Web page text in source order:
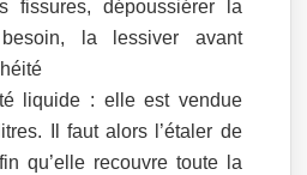
fissures, dépoussiérer la
la lessiver avant
liquide : elle est vendue
Il faut alors l’étaler de
qu’elle recouvre toute la